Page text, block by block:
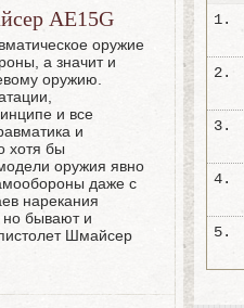
AE15G
оружие
а значит и
оружию.
и все
и
хотя бы
оружия явно
даже с
нарекания
но бывают и
Шмайсер
1.
2.
3.
4.
5.